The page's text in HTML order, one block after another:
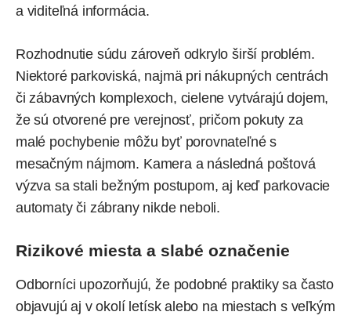
a viditeľná informácia.
Rozhodnutie súdu zároveň odkrylo širší problém.
Niektoré parkoviská, najmä pri nákupných centrách
či zábavných komplexoch, cielene vytvárajú dojem,
že sú otvorené pre verejnosť, pričom pokuty za
malé pochybenie môžu byť porovnateľné s
mesačným nájmom. Kamera a následná poštová
výzva sa stali bežným postupom, aj keď parkovacie
automaty či zábrany nikde neboli.
Rizikové miesta a slabé označenie
Odborníci upozorňujú, že podobné praktiky sa často
objavujú aj v okolí letísk alebo na miestach s veľkým